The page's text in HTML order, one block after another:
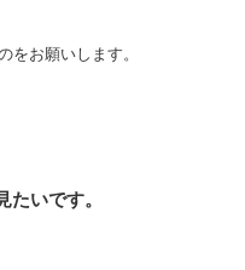
をお願いします。
いです。